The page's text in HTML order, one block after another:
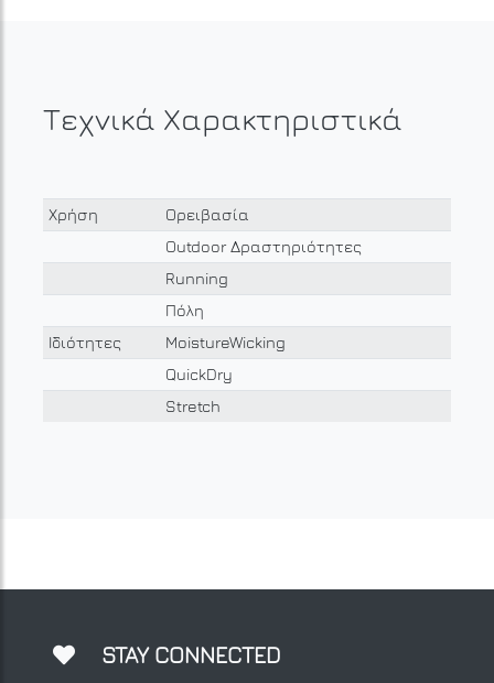
Τεχνικά Χαρακτηριστικά
Χρήση
Ορειβασία
Outdoor Δραστηριότητες
Running
Πόλη
Ιδιότητες
MoistureWicking
QuickDry
Stretch
STAY CONNECTED